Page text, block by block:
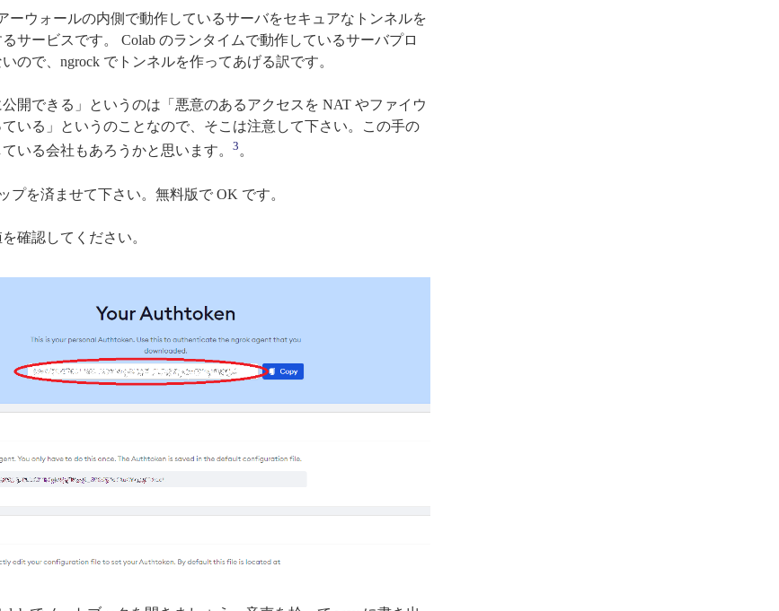
ーウォールの内側で動作しているサーバをセキュアなトンネルを
サービスです。 Colab のランタイムで動作しているサーバプロ
ので、ngrock でトンネルを作ってあげる訳です。
開できる」というのは「悪意のあるアクセスを NAT やファイウ
いる」というのことなので、そこは注意して下さい。この手の
いる会社もあろうかと思います。 3。
プを済ませて下さい。無料版で OK です。
確認してください。